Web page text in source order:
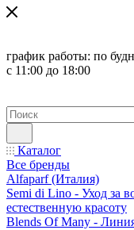
график работы: по
с 11:00 до 18:00
Каталог
Все бренды
Alfaparf (Италия)
Semi di Lino - Уход за
естественную красоту
Blends Of Many -